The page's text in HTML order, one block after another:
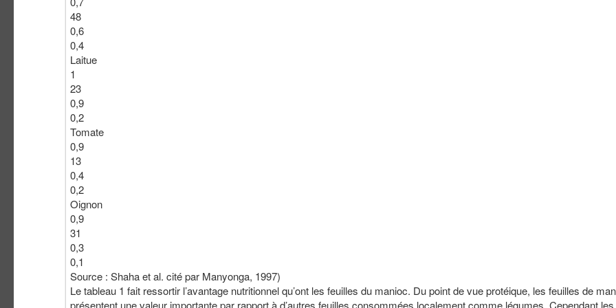
48
0,6
0,4
Laitue
1
23
0,9
0,2
Tomate
0,9
13
0,4
0,2
Oignon
0,9
31
0,3
0,1
Source : Shaha et al. cité par Manyonga, 1997)
Le tableau 1 fait ressortir l’avantage nutritionnel qu’ont les feuilles du manioc. Du point de vue protéique, les feuilles de
présentent une valeur importante par rapport à d’autres feuilles consommées localement comme légumes. Cependant